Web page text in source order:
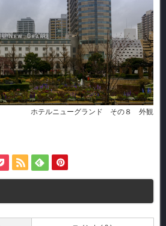
ホテルニューグランド その８ 外観